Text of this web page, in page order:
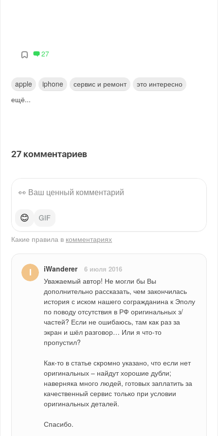
27
apple iphone сервис и ремонт
это интересно
ещё...
27 комментариев
😊
Какие правила в комментариях
iWanderer 6 июля 2016
Уважаемый автор! Не могли бы Вы
дополнительно рассказать, чем закончилась
история с иском нашего согражданина к Эполу
по поводу отсутствия в РФ оригинальных з/
частей? Если не ошибаюсь, там как раз за
экран и шёл разговор… Или я что-то
пропустил?
Как-то в статье скромно указано, что если нет
оригинальных – найдут хорошие дубли;
наверняка много людей, готовых заплатить за
качественный сервис только при условии
оригинальных деталей.
Спасибо.